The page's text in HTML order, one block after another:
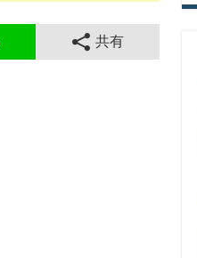
共有